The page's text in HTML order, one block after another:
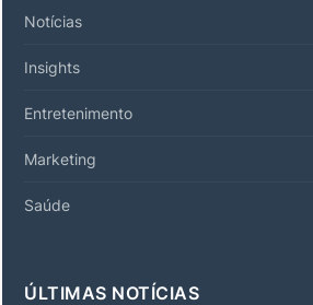
Notícias
Insights
Entretenimento
Marketing
Saúde
ÚLTIMAS NOTÍCIAS